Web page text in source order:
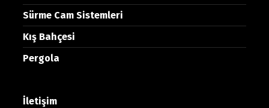
Sürme Cam Sistemleri
Kış Bahçesi
Pergola
İletişim